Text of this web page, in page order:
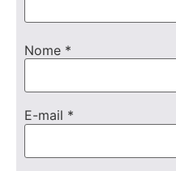
Nome *
E-mail *